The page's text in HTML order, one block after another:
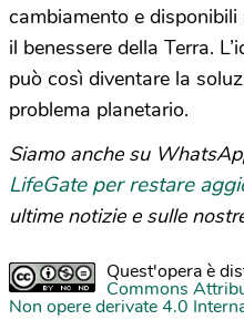
cambiamento e
il benessere della Terra.
può così diventare la
problema planetario.
Siamo anche su
LifeGate per restare
ultime notizie e sulle
Quest'opera è
Commons
Non opere derivate 4.0